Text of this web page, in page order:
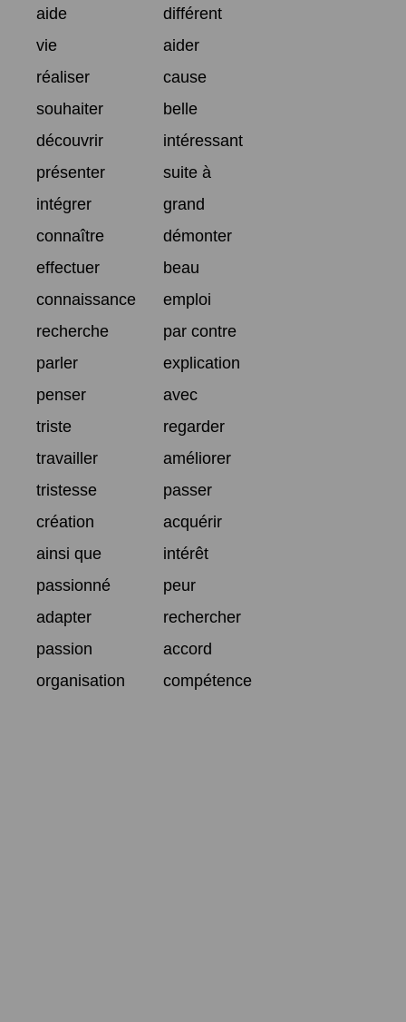
aide
différent
vie
aider
réaliser
cause
souhaiter
belle
découvrir
intéressant
présenter
suite à
intégrer
grand
connaître
démonter
effectuer
beau
connaissance
emploi
recherche
par contre
parler
explication
penser
avec
triste
regarder
travailler
améliorer
tristesse
passer
création
acquérir
ainsi que
intérêt
passionné
peur
adapter
rechercher
passion
accord
organisation
compétence